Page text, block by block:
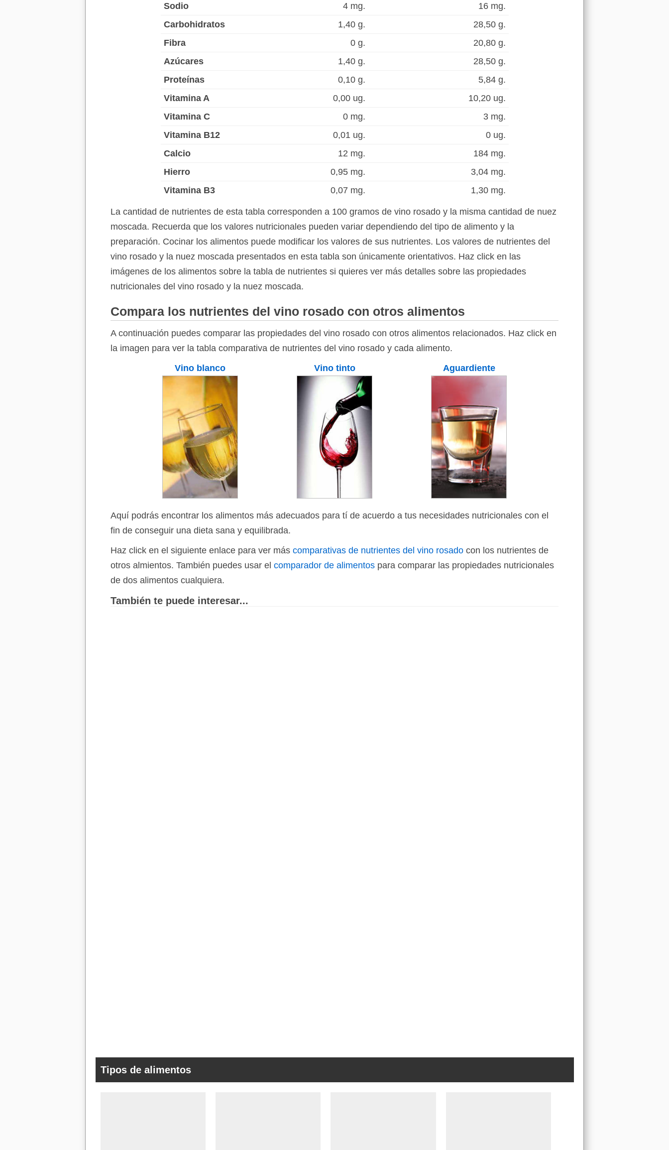
Sodio
4 mg.
16 mg.
Carbohidratos
1,40 g.
28,50 g.
Fibra
0 g.
20,80 g.
Azúcares
1,40 g.
28,50 g.
Proteínas
0,10 g.
5,84 g.
Vitamina A
0,00 ug.
10,20 ug.
Vitamina C
0 mg.
3 mg.
Vitamina B12
0,01 ug.
0 ug.
Calcio
12 mg.
184 mg.
Hierro
0,95 mg.
3,04 mg.
Vitamina B3
0,07 mg. 1,30 mg.
La cantidad de nutrientes de esta tabla corresponden a 100 gramos de vino rosado y la misma cantidad de nuez
moscada. Recuerda que los valores nutricionales pueden variar dependiendo del tipo de alimento y la
preparación. Cocinar los alimentos puede modificar los valores de sus nutrientes. Los valores de nutrientes del
vino rosado y la nuez moscada presentados en esta tabla son únicamente orientativos. Haz click en las
imágenes de los alimentos sobre la tabla de nutrientes si quieres ver más detalles sobre las propiedades
nutricionales del vino rosado y la nuez moscada.
Compara los nutrientes del vino rosado con otros alimentos
A continuación puedes comparar las propiedades del vino rosado con otros alimentos relacionados. Haz click en
la imagen para ver la tabla comparativa de nutrientes del vino rosado y cada alimento.
Vino blanco
Vino tinto Aguardiente
Aquí podrás encontrar los alimentos más adecuados para tí de acuerdo a tus necesidades nutricionales con el
fin de conseguir una dieta sana y equilibrada.
Haz click en el siguiente enlace para ver más comparativas de nutrientes del vino rosado con los nutrientes de
otros almientos. También puedes usar el comparador de alimentos para comparar las propiedades nutricionales
de dos alimentos cualquiera.
También te puede interesar...
Tipos de alimentos